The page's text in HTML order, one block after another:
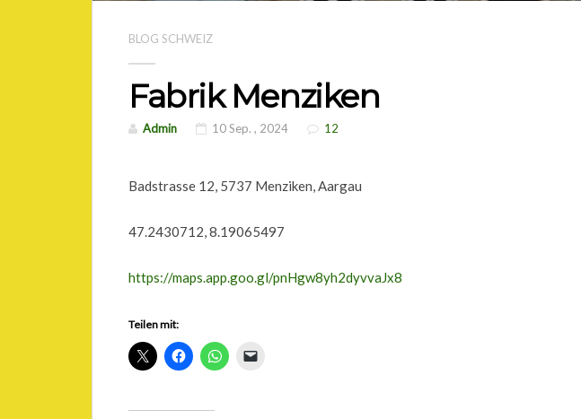
BLOG SCHWEIZ
Fabrik Menziken
Admin 10 Sep. , 2024 12
Badstrasse 12, 5737 Menziken, Aargau
47.2430712, 8.19065497
https://maps.app.goo.gl/pnHgw8yh2dyvvaJx8
Teilen mit: